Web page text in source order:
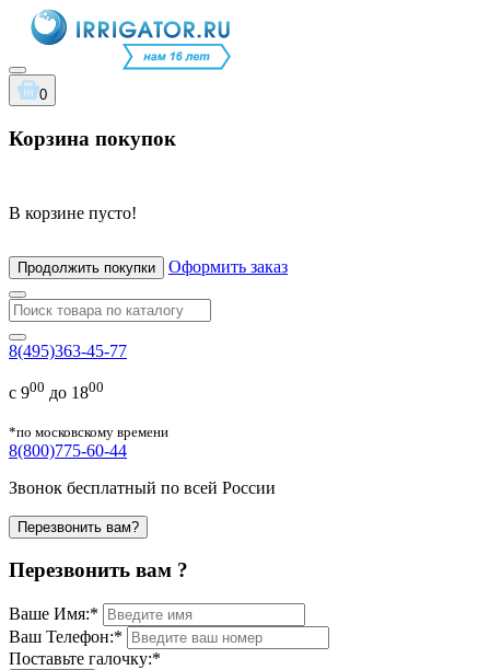
0
Корзина покупок
В корзине пусто!
Продолжить покупки Оформить заказ
8(495)363-45-77
с 900 до 1800
*по московскому времени
8(800)775-60-44
Звонок бесплатный по всей России
Перезвонить вам?
Перезвонить вам ?
Ваше Имя:*
Ваш Телефон:*
Поставьте галочку:*